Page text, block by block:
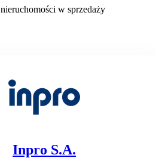
nieruchomości w sprzedaży
Inpro S.A.